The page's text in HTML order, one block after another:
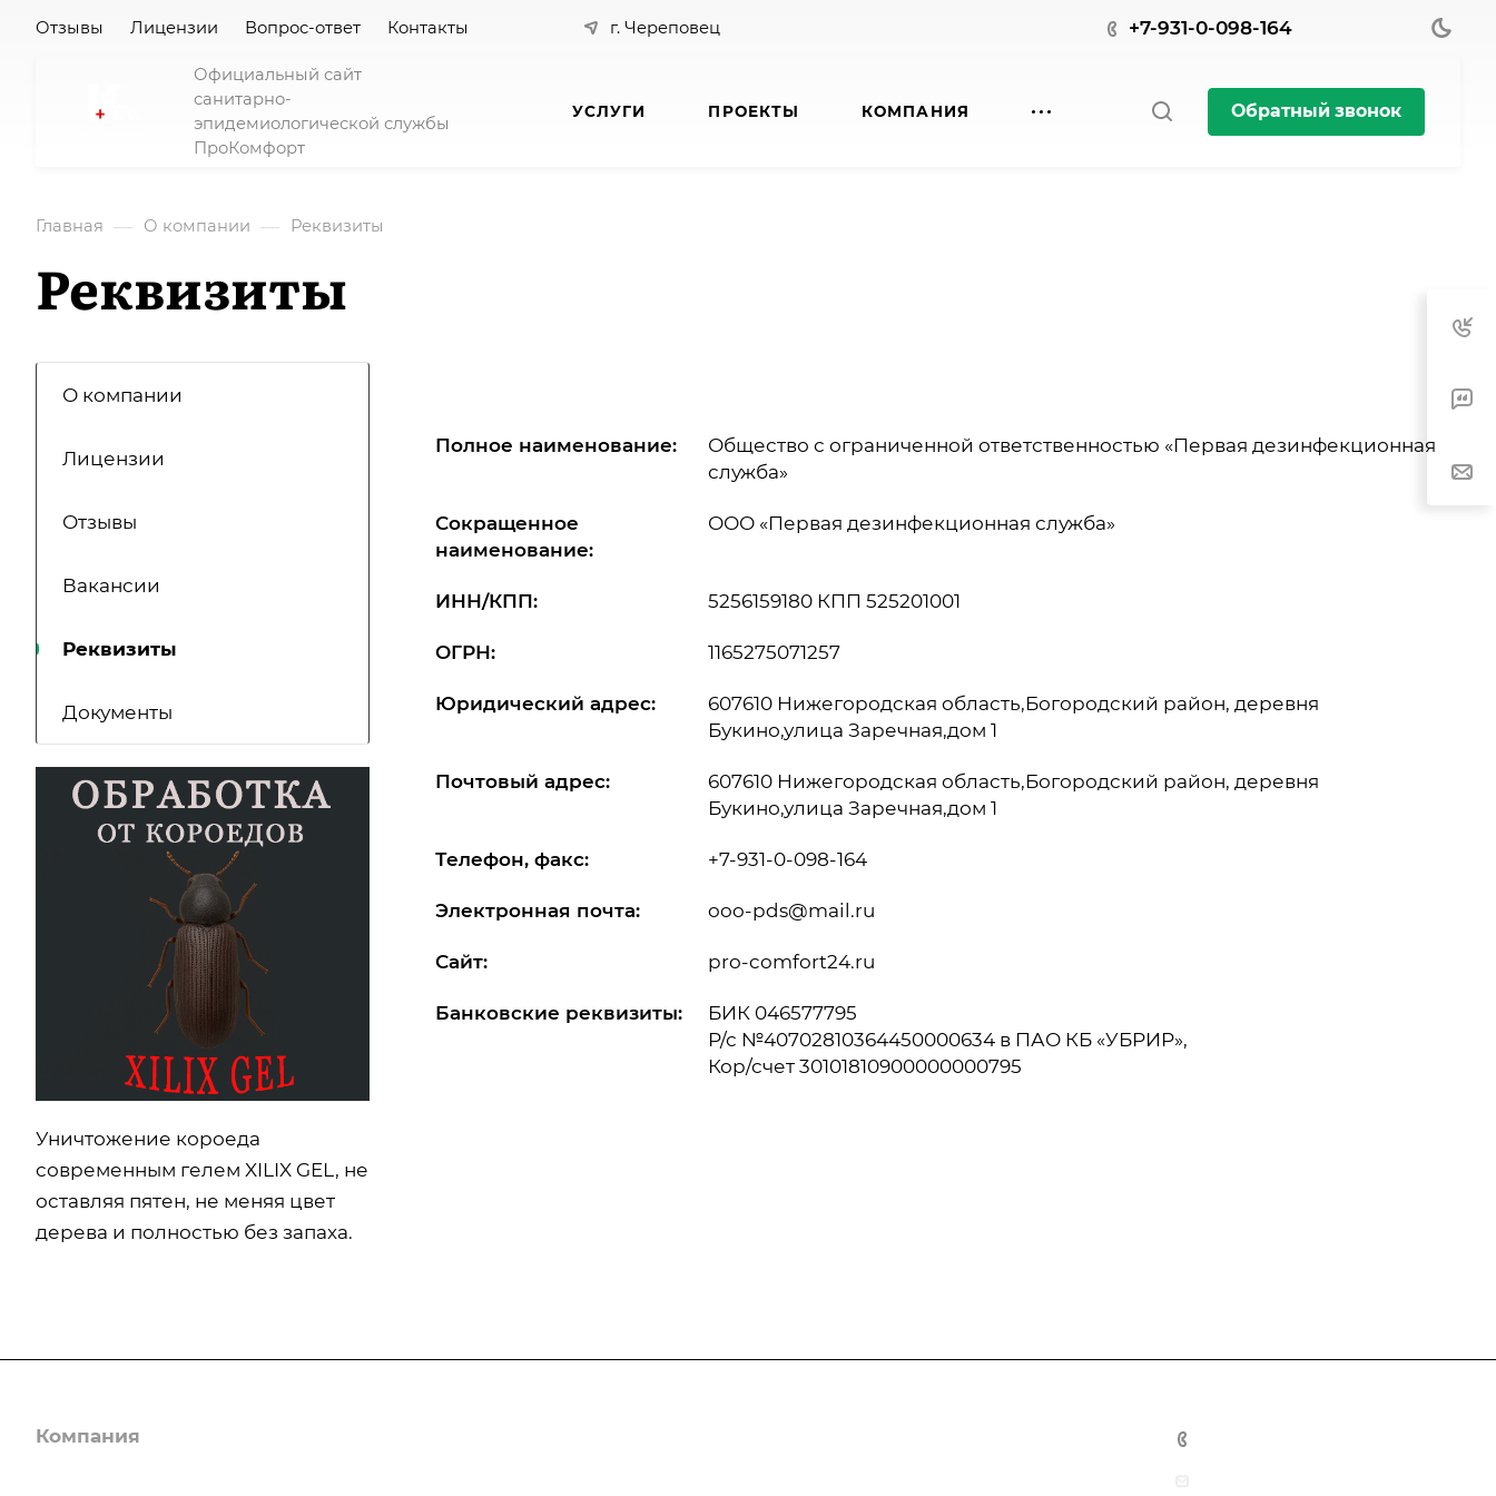
Отзывы Лицензии Вопрос-ответ Контакты г. Череповец +7-931-0-098-164
Официальный сайт
санитарно-
эпидемиологической службы
ПроКомфорт
УСЛУГИ ПРОЕКТЫ КОМПАНИЯ Обратный звонок
Главная — О компании — Реквизиты
Реквизиты
Полное наименование:
Общество с ограниченной ответственностью «Первая дезинфекционная
служба»
Сокращенное
наименование:
ООО «Первая дезинфекционная служба»
ИНН/КПП: 5256159180 КПП 525201001
ОГРН: 1165275071257
Юридический адрес:
607610 Нижегородская область,Богородский район, деревня
Букино,улица Заречная,дом 1
Почтовый адрес:
607610 Нижегородская область,Богородский район, деревня
Букино,улица Заречная,дом 1
Телефон, факс: +7-931-0-098-164
Электронная почта: ooo-pds@mail.ru
Сайт: pro-comfort24.ru
Банковские реквизиты:
БИК 046577795
Р/с №40702810364450000634 в ПАО КБ «УБРИР»,
Кор/счет 30101810900000000795
О компании
Лицензии
Отзывы
Вакансии
Реквизиты
Документы
Уничтожение короеда
современным гелем XILIX GEL, не
оставляя пятен, не меняя цвет
дерева и полностью без запаха.
Компания